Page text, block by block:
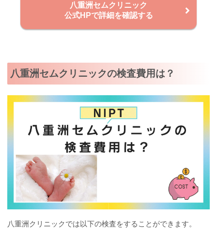
八重洲セムクリニック
公式HPで詳細を確認する
八重洲セムクリニックの検査費用は？
八重洲クリニックでは以下の検査をすることができます。